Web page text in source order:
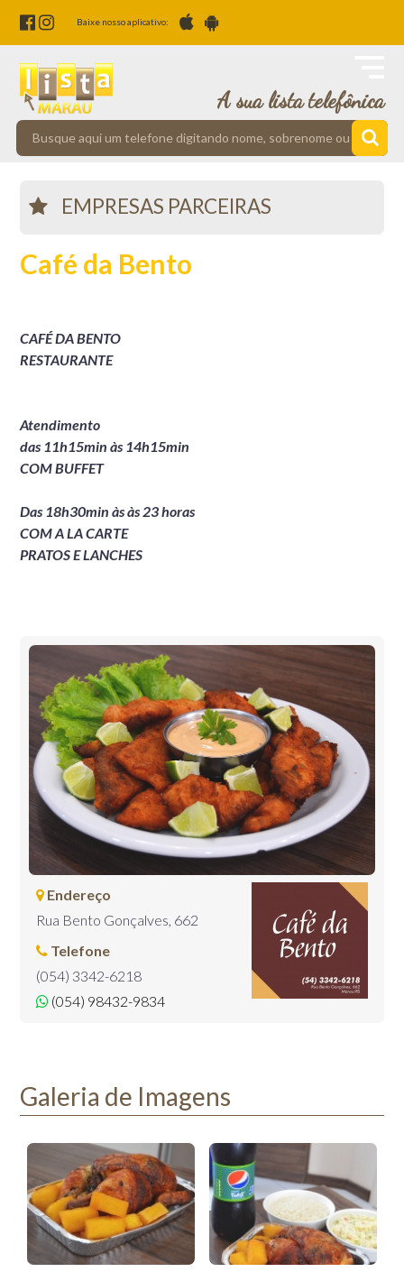
Baixe nosso aplicativo:
A sua lista telefônica
EMPRESAS PARCEIRAS
Café da Bento
CAFÉ DA BENTO
RESTAURANTE
Atendimento
das 11h15min às 14h15min
COM BUFFET
Das 18h30min às às 23 horas
COM A LA CARTE
PRATOS E LANCHES
Endereço
Rua Bento Gonçalves, 662
Telefone
(054) 3342-6218
(054) 98432-9834
Galeria de Imagens